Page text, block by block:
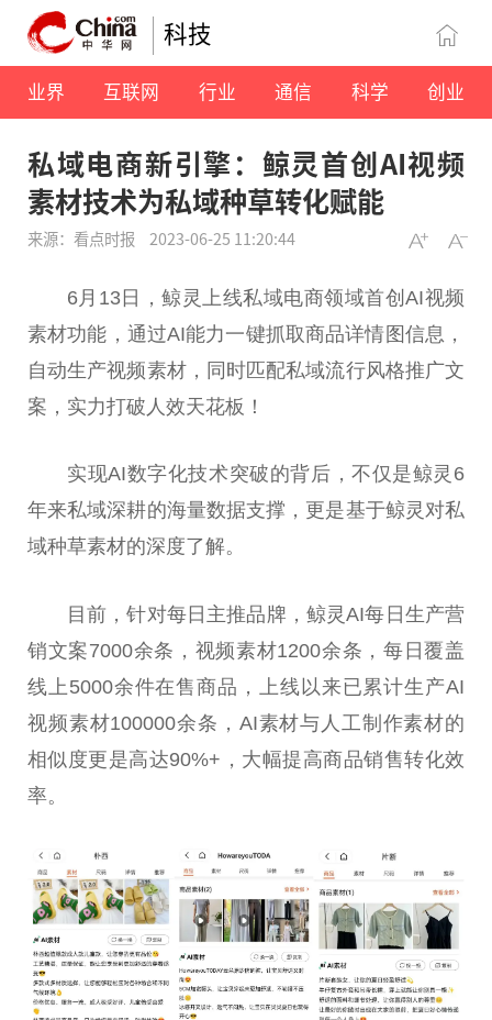
科技
业界 互联网 行业 通信 科学 创业
私域电商新引擎：鲸灵首创AI视频
素材技术为私域种草转化赋能
来源：看点时报 2023-06-25 11:20:44
6月13日，鲸灵上线私域电商领域首创AI视频
素材功能，通过AI能力一键抓取商品详情图信息，
自动生产视频素材，同时匹配私域流行风格推广文
案，实力打破人效天花板！
实现AI数字化技术突破的背后，不仅是鲸灵6
年来私域深耕的海量数据支撑，更是基于鲸灵对私
域种草素材的深度了解。
目前，针对每日主推品牌，鲸灵AI每日生产营
销文案7000余条，视频素材1200余条，每日覆盖
线上5000余件在售商品，上线以来已累计生产AI
视频素材100000余条，AI素材与人工制作素材的
相似度更是高达90%+，大幅提高商品销售转化效
率。